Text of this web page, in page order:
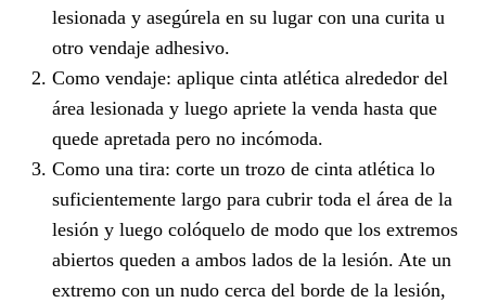
lesionada y asegúrela en su lugar con una curita u
otro vendaje adhesivo.
Como vendaje: aplique cinta atlética alrededor del
área lesionada y luego apriete la venda hasta que
quede apretada pero no incómoda.
Como una tira: corte un trozo de cinta atlética lo
suficientemente largo para cubrir toda el área de la
lesión y luego colóquelo de modo que los extremos
abiertos queden a ambos lados de la lesión. Ate un
extremo con un nudo cerca del borde de la lesión,